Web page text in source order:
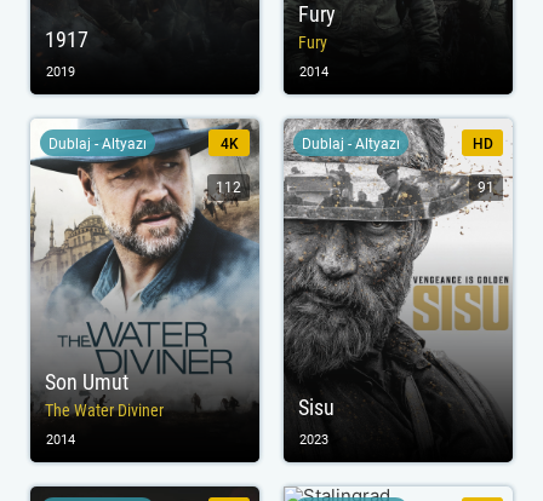
1917
2019
Fury
Fury
2014
Son Umut
The Water Diviner
Dublaj - Altyazı 4K
112
2014
Sisu
Dublaj - Altyazı HD
91
2023